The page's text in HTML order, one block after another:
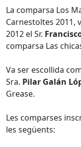
La comparsa Los
Carnestoltes 2011,
2012 el Sr.
comparsa Las
Va ser escollida
Sra. Pilar Galán
Grease.
Les comparses
les següents: